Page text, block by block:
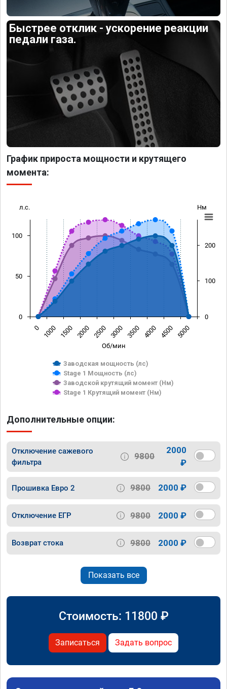
Быстрее отклик - ускорение реакции
педали газа.
График прироста мощности и крутящего
момента:
Об/мин
л.с. Нм
Заводская мощность (лс)
Stage 1 Мощность (лс)
Заводской крутящий момент (Нм)
Stage 1 Крутящий момент (Нм)
0 1000 1500 2000 2500 3000 3500 4000 4500 5000
0
50
100
0
100
200
Дополнительные опции:
Отключение сажевого
фильтра
9800
2000
₽
Прошивка Евро 2 9800 2000 ₽
Отключение ЕГР 9800 2000 ₽
Возврат стока 9800 2000 ₽
Показать все
Стоимость: 11800 ₽
Записаться Задать вопрос